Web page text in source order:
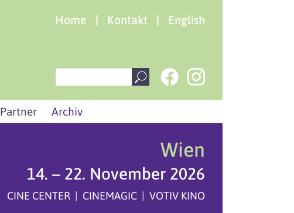
Home | Kontakt | English
Partner Archiv
Wien
14. – 22. November 2026
CINE CENTER | CINEMAGIC | VOTIV KINO